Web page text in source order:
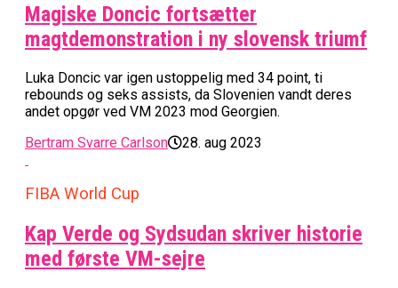
Magiske Doncic fortsætter
magtdemonstration i ny slovensk triumf
Luka Doncic var igen ustoppelig med 34 point, ti
rebounds og seks assists, da Slovenien vandt deres
andet opgør ved VM 2023 mod Georgien.
Bertram Svarre Carlson
28. aug 2023
FIBA World Cup
Kap Verde og Sydsudan skriver historie
med første VM-sejre